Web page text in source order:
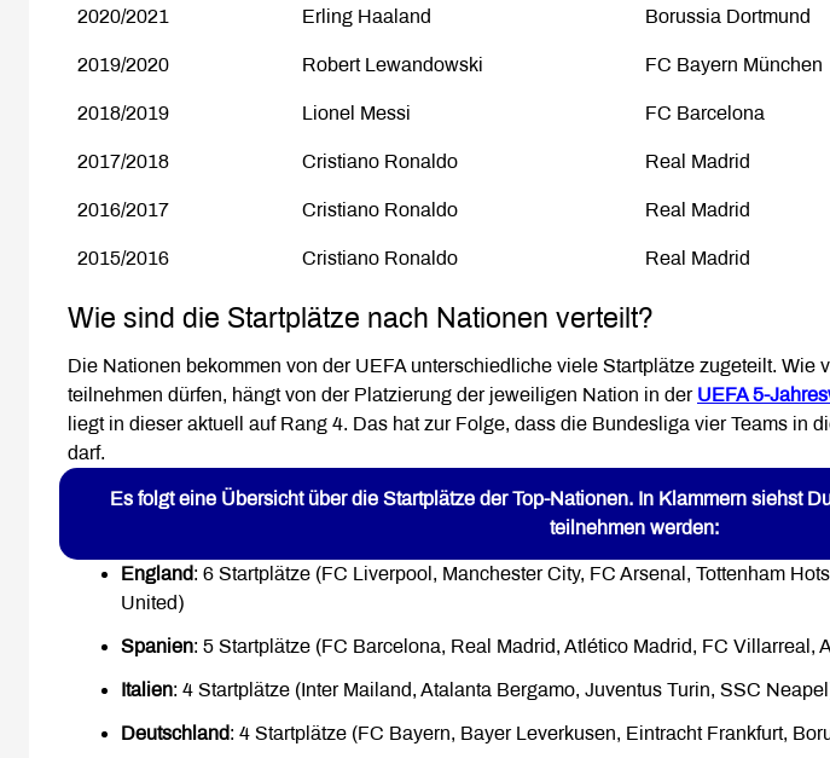
2020/2021 Erling Haaland Borussia Dortmund
2019/2020 Robert Lewandowski FC Bayern München
2018/2019 Lionel Messi FC Barcelona
2017/2018 Cristiano Ronaldo Real Madrid
2016/2017 Cristiano Ronaldo Real Madrid
2015/2016 Cristiano Ronaldo Real Madrid
Wie sind die Startplätze nach Nationen verteilt?
Die Nationen bekommen von der UEFA unterschiedliche viele Startplätze zugeteilt. Wie
teilnehmen dürfen, hängt von der Platzierung der jeweiligen Nation in der UEFA 5-
liegt in dieser aktuell auf Rang 4. Das hat zur Folge, dass die Bundesliga vier Teams in
darf.
Es folgt eine Übersicht über die Startplätze der Top-Nationen. In Klammern siehst
teilnehmen werden:
England: 6 Startplätze (FC Liverpool, Manchester City, FC Arsenal, Tottenham
United)
Spanien: 5 Startplätze (FC Barcelona, Real Madrid, Atlético Madrid, FC Villarreal,
Italien: 4 Startplätze (Inter Mailand, Atalanta Bergamo, Juventus Turin, SSC
Deutschland: 4 Startplätze (FC Bayern, Bayer Leverkusen, Eintracht Frankfurt,